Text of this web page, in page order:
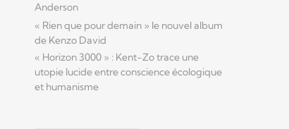
Anderson
« Rien que pour demain » le nouvel album
de Kenzo David
« Horizon 3000 » : Kent-Zo trace une
utopie lucide entre conscience écologique
et humanisme